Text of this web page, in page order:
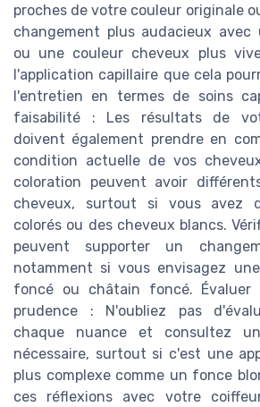
proches de votre couleur originale
changement plus audacieux
ou une couleur cheveux plus
l'application capillaire que cela
l'entretien en termes de soins
faisabilité : Les résultats de
doivent également prendre en
condition actuelle de vos
coloration peuvent avoir
cheveux, surtout si vous avez
colorés ou des cheveux blancs.
peuvent supporter un
notamment si vous envisagez
foncé ou châtain foncé. Évaluer
prudence : N'oubliez pas
chaque nuance et consultez
nécessaire, surtout si c'est une
plus complexe comme un fonce
ces réflexions avec votre